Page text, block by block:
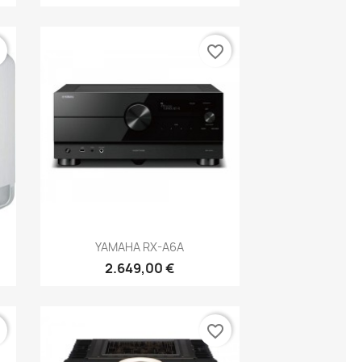
Anteprima
YAMAHA RX-A6A
2.649,00 €
favorite_border
favorite_border